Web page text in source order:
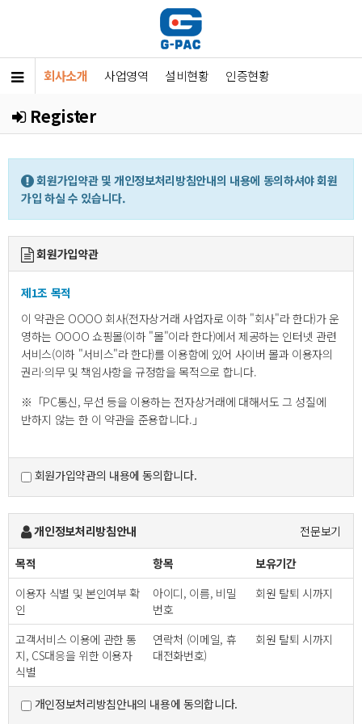
회사소개 사업영역 설비현황 인증현황
Register
회원가입약관 및 개인정보처리방침안내의 내용에 동의하셔야 회원
가입 하실 수 있습니다.
회원가입약관
제1조 목적
이 약관은 OOOO 회사(전자상거래 사업자로 이하 "회사"라 한다)가 운
영하는 OOOO 쇼핑몰(이하 "몰"이라 한다)에서 제공하는 인터넷 관련
서비스(이하 "서비스"라 한다)를 이용함에 있어 사이버 몰과 이용자의
권리·의무 및 책임사항을 규정함을 목적으로 합니다.
※「PC통신, 무선 등을 이용하는 전자상거래에 대해서도 그 성질에
반하지 않는 한 이 약관을 준용합니다.」
제2조 정의
이용하여 재화 등을 거래할 수 있도록 설정한 가상의 영업장을
말하며, 아울러 사이버몰을 운영하는 사업자의 의미로도
"이용자"란 "몰"에 접속하여 이 약관에 따라 "몰"이 제공하는
서비스를 받는 회원 및 비회원을 말합니다.
'회원'이라 함은 “몰”에 회원등록을 한 자로서, 계속적으로
"몰"이 제공하는 서비스를 이용할 수 있는 자를 말합니다.
'비회원'이라 함은 회원에 가입하지 않고 "몰"이 제공하는
서비스를 이용하는 자를 말합니다.
제3조 약관 등의 명시와 설명 및 개정
회원가입약관의 내용에 동의합니다.
전문보기
개인정보처리방침안내
목적
항목
보유기간
이용자 식별 및 본인여부 확
인
아이디, 이름, 비밀
번호
회원 탈퇴 시까지
고객서비스 이용에 관한 통
지, CS대응을 위한 이용자
식별
연락처 (이메일, 휴
대전화번호)
회원 탈퇴 시까지
개인정보처리방침안내의 내용에 동의합니다.